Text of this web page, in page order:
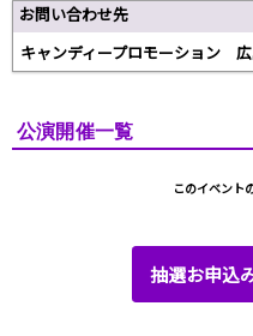
お問い合わせ先
キャンディープロモーション
公演開催一覧
このイベント
抽選お申込